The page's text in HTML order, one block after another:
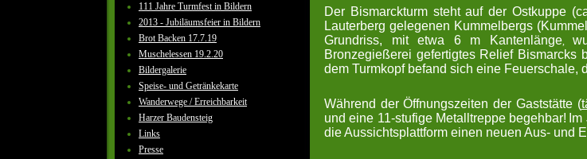
111 Jahre Turmfest in Bildern
2013 - Jubiläumsfeier in Bildern
Brot Backen 17.7.19
Muschelessen 19.2.20
Bildergalerie
Speise- und Getränkekarte
Wanderwege / Erreichbarkeit
Harzer Baudensteig
Links
Presse
Der Bismarckturm steht auf der Ostkuppe
Lauterberg gelegenen Kummelbergs
Grundriss, mit etwa 6 m Kantenlänge,
Bronzegießerei gefertigtes Relief Bismarcks
dem Turmkopf befand sich eine Feuerschale,
Während der Öffnungszeiten der Gaststätte (
und eine 11-stufige Metalltreppe begehbar!
die Aussichtsplattform einen neuen Aus- und